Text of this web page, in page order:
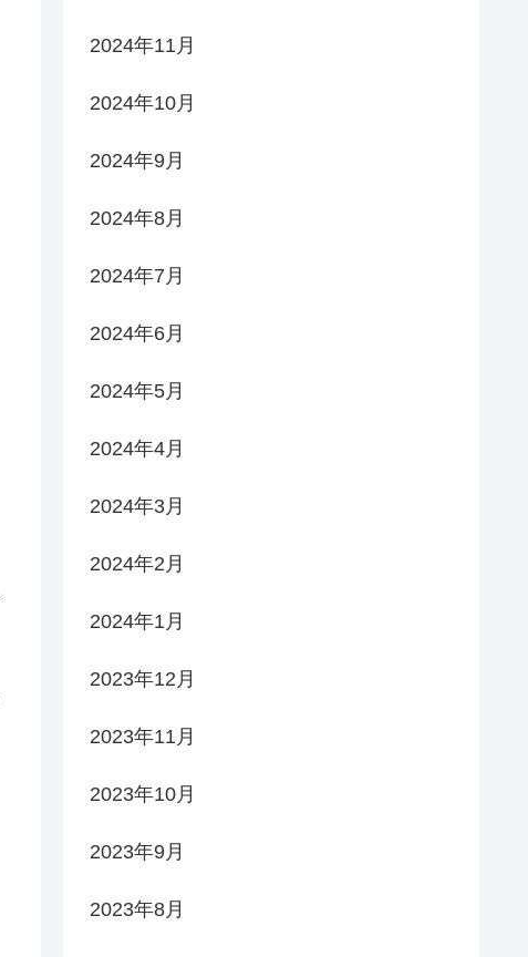
2024年11月
2024年10月
2024年9月
2024年8月
2024年7月
2024年6月
2024年5月
2024年4月
2024年3月
2024年2月
2024年1月
2023年12月
2023年11月
2023年10月
2023年9月
2023年8月